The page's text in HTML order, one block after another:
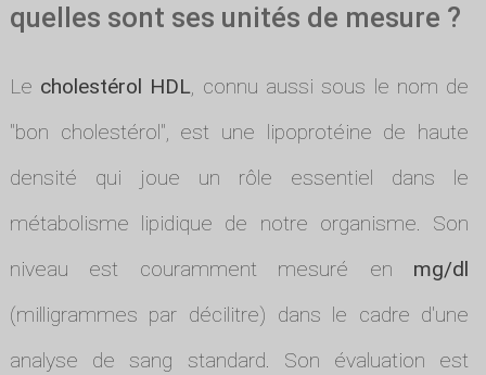
quelles sont ses unités de mesure ?
Le cholestérol HDL, connu aussi sous le nom de
"bon cholestérol", est une lipoprotéine de haute
densité qui joue un rôle essentiel dans le
métabolisme lipidique de notre organisme. Son
niveau est couramment mesuré en mg/dl
(milligrammes par décilitre) dans le cadre d'une
analyse de sang standard. Son évaluation est